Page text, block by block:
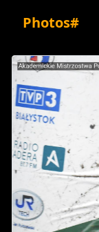
Photos#